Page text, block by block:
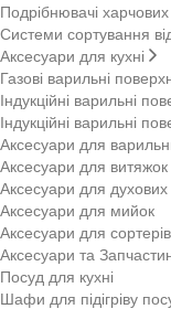
Подрібнювачі харчових
Системи сортування
Аксесуари для кухні
Газові варильні
Індукційні варильні
Індукційні варильні
Аксесуари для
Аксесуари для витяжок
Аксесуари для
Аксесуари для мийок
Аксесуари для сортерів
Аксесуари та
Посуд для кухні
Шафи для підігріву